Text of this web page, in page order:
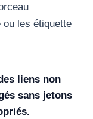
ou les étiquette
liens non
sans jetons